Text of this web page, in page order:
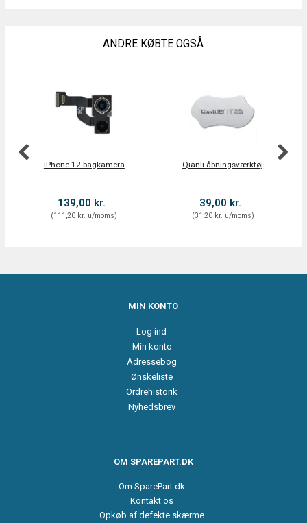
ANDRE KØBTE OGSÅ
iPhone 12 bagkamera
139,00 kr.
(111,20 kr. u/moms)
Qianli åbningsværktøj
39,00 kr.
(31,20 kr. u/moms)
MIN KONTO
Log ind
Min konto
Adressebog
Ønskeliste
Ordrehistorik
Nyhedsbrev
OM SPAREPART.DK
Om SparePart.dk
Kontakt os
Opkøb af defekte skærme